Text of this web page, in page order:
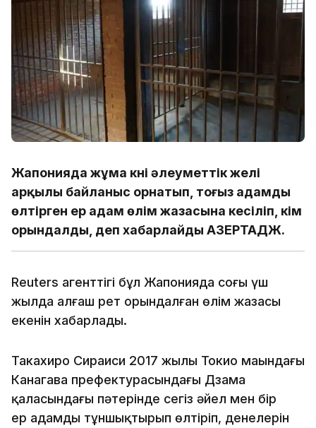
Жапонияда жұма күні әлеуметтік желі
арқылы байланыс орнатып, тоғыз адамды
өлтірген ер адам өлім жазасына кесіліп, үкім
орындалды, деп хабарлайды АЗЕРТАДЖ.
Reuters агенттігі бұл Жапонияда соңғы үш
жылда алғаш рет орындалған өлім жазасы
екенін хабарлады.
Такахиро Сираиси 2017 жылы Токио маңындағы
Канагава префектурасындағы Дзама
қаласындағы пәтерінде сегіз әйел мен бір
ер адамды тұншықтырып өлтіріп, денелерін